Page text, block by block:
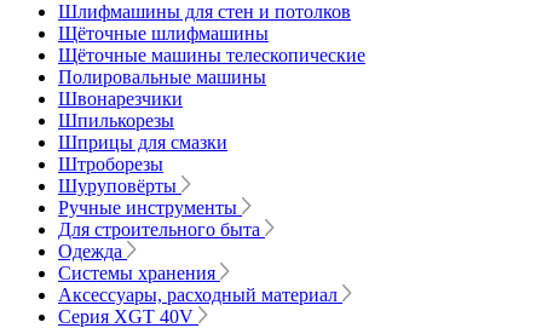
Шлифмашины для стен и потолков
Щёточные шлифмашины
Щёточные машины телескопические
Полировальные машины
Швонарезчики
Шпилькорезы
Шприцы для смазки
Штроборезы
Шуруповёрты
Ручные инструменты
Для строительного быта
Одежда
Системы хранения
Аксессуары, расходный материал
Серия XGT 40V